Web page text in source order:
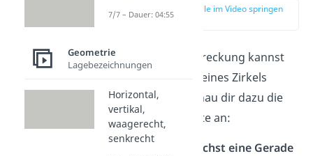
zur Stelle im Video springen
Die zentrische Streckung kannst
du auch mithilfe eines Zirkels
durchführen. Schau dir dazu die
folgenden Schritte an:
Zeichne zunächst eine Gerade
7/7 – Dauer: 04:55
Geometrie
Lagebezeichnungen
Horizontal,
vertikal,
waagerecht,
senkrecht